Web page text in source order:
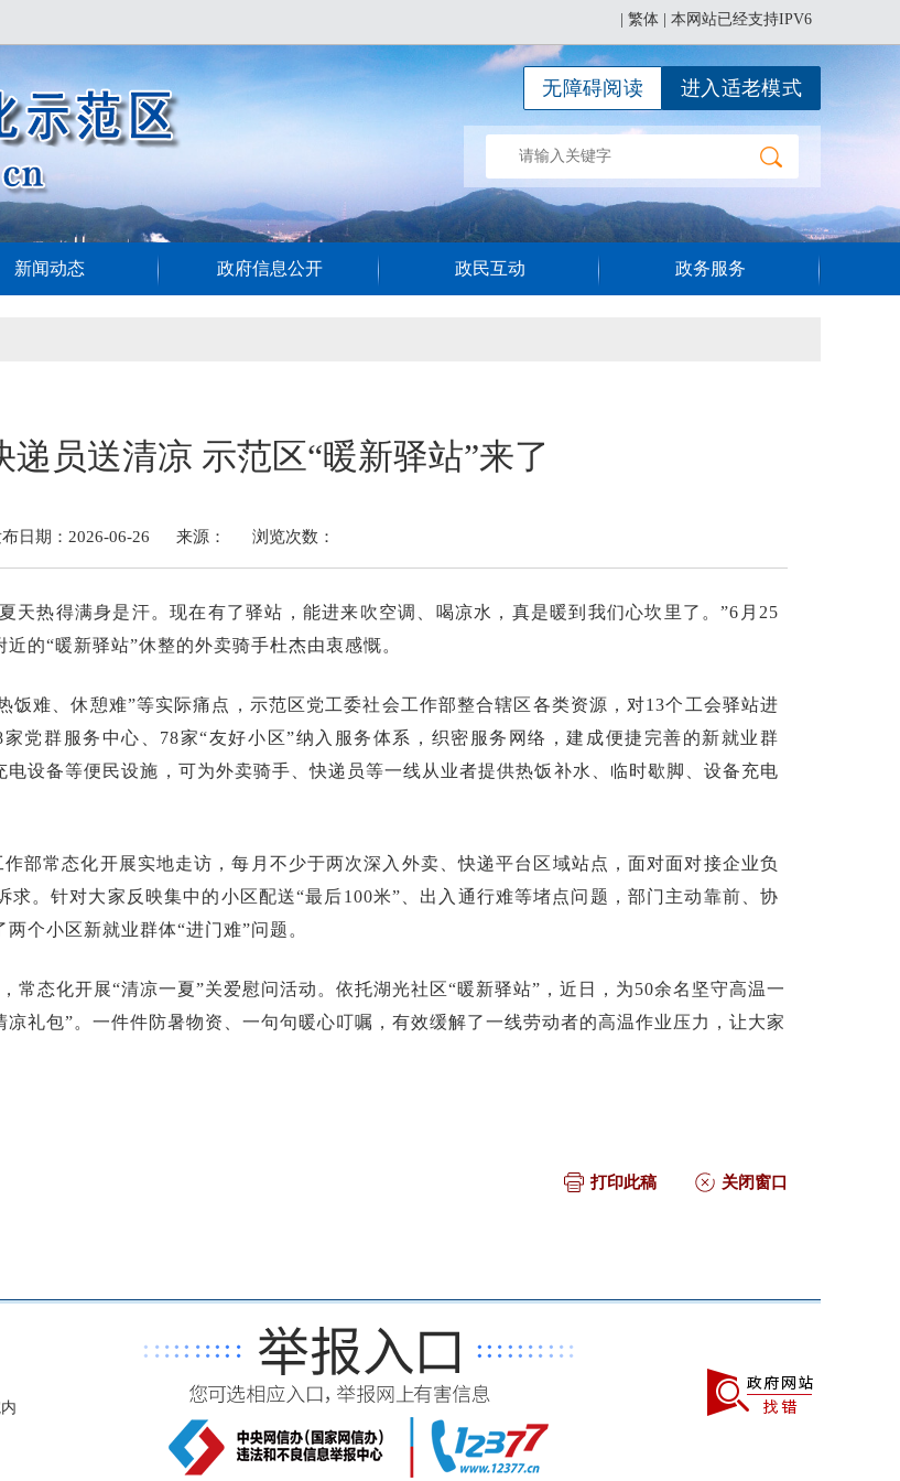
繁体 | 本网站已经支持IPV6
进入适老模式
无障碍阅读
新闻动态 政府信息公开 政民互动 政务服务
递员送清凉 示范区“暖新驿站”来了
日期：2026-06-26 来源： 浏览次数：
天热得满身是汗。现在有了驿站，能进来吹空调、喝凉水，真是暖到我们心坎里了。”6月25
的“暖新驿站”休整的外卖骑手杜杰由衷感慨。
饭难、休憩难”等实际痛点，示范区党工委社会工作部整合辖区各类资源，对13个工会驿站进
党群服务中心、78家“友好小区”纳入服务体系，织密服务网络，建成便捷完善的新就业群
设备等便民设施，可为外卖骑手、快递员等一线从业者提供热饭补水、临时歇脚、设备充电
部常态化开展实地走访，每月不少于两次深入外卖、快递平台区域站点，面对面对接企业负
求。针对大家反映集中的小区配送“最后100米”、出入通行难等堵点问题，部门主动靠前、协
个小区新就业群体“进门难”问题。
常态化开展“清凉一夏”关爱慰问活动。依托湖光社区“暖新驿站”，近日，为50余名坚守高温一
礼包”。一件件防暑物资、一句句暖心叮嘱，有效缓解了一线劳动者的高温作业压力，让大家
打印此稿 关闭窗口